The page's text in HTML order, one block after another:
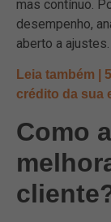
mas contínuo.
desempenho,
aberto a ajustes.
Leia também |
crédito da sua
Como